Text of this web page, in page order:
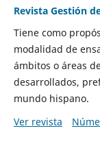
Revista Gestión
Tiene como
modalidad de
ámbitos o áreas
desarrollados,
mundo hispano.
Ver revista